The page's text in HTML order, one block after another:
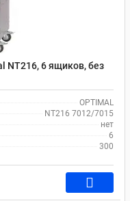
NT216, 6 ящиков, без
OPTIMAL
NT216 7012/7015
нет
6
300